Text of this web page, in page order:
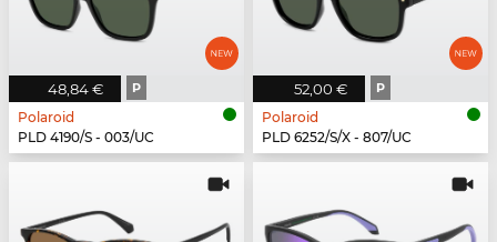
48,84 € P
Polaroid
PLD 4190/S - 003/UC
52,00 € P
Polaroid
PLD 6252/S/X - 807/UC